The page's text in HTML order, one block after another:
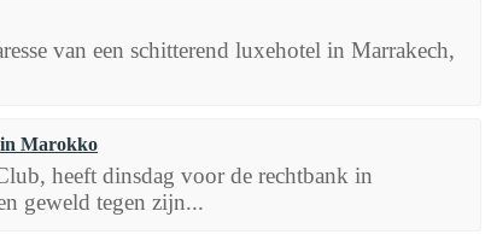
van een schitterend luxehotel in Marrakech,
in Marokko
heeft dinsdag voor de rechtbank in
geweld tegen zijn...